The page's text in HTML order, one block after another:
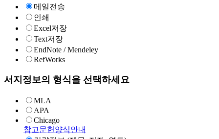
메일전송
인쇄
Excel저장
Text저장
EndNote / Mendeley
RefWorks
서지정보의 형식을 선택하세요
MLA
APA
Chicago
참고문헌양식안내